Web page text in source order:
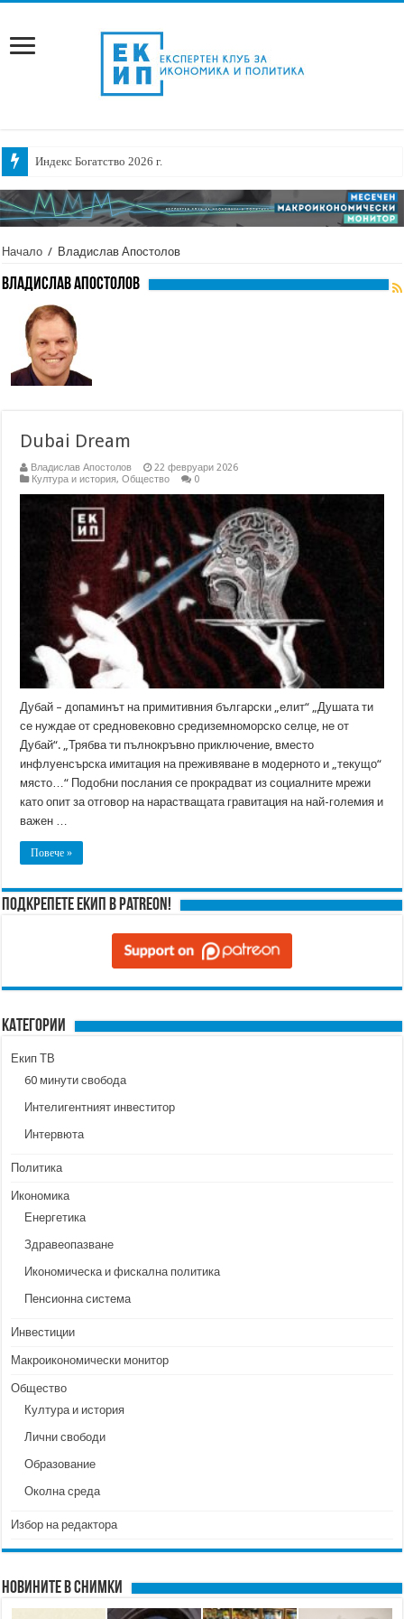
Индекс Богатство 2026 г.
Начало / Владислав Апостолов
Владислав Апостолов
Dubai Dream
Владислав Апостолов
22 февруари 2026
Култура и история,Общество 0
Дубай – допаминът на примитивния български „елит“ „Душата ти
се нуждае от средновековно средиземноморско селце, не от
Дубай“. „Трябва ти пълнокръвно приключение, вместо
инфлуенсърска имитация на преживяване в модерното и „текущо“
място…“ Подобни послания се прокрадват из социалните мрежи
като опит за отговор на нарастващата гравитация на най-големия и
важен …
Повече »
Подкрепете ЕКИП в Patreon!
Категории
Екип ТВ
60 минути свобода
Интелигентният инвеститор
Интервюта
Политика
Икономика
Енергетика
Здравеопазване
Икономическа и фискална политика
Пенсионна система
Инвестиции
Макроикономически монитор
Общество
Култура и история
Лични свободи
Образование
Околна среда
Избор на редактора
Новините в снимки